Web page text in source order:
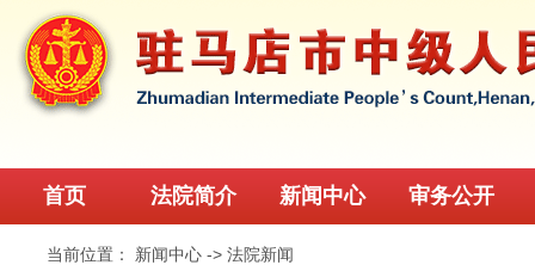
首页 法院简介 新闻中心 审务公开
当前位置： 新闻中心 ->法院新闻